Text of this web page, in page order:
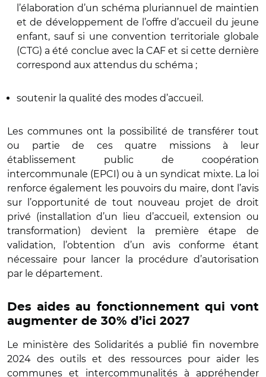
l’élaboration d’un schéma pluriannuel de maintien
et de développement de l’offre d’accueil du jeune
enfant, sauf si une convention territoriale globale
(CTG) a été conclue avec la CAF et si cette dernière
correspond aux attendus du schéma ;
soutenir la qualité des modes d’accueil.
Les communes ont la possibilité de transférer tout
ou partie de ces quatre missions à leur
établissement public de coopération
intercommunale (EPCI) ou à un syndicat mixte. La loi
renforce également les pouvoirs du maire, dont l’avis
sur l’opportunité de tout nouveau projet de droit
privé (installation d’un lieu d’accueil, extension ou
transformation) devient la première étape de
validation, l’obtention d’un avis conforme étant
nécessaire pour lancer la procédure d’autorisation
par le département.
Des aides au fonctionnement qui vont
augmenter de 30% d’ici 2027
Le ministère des Solidarités a publié fin novembre
2024 des outils et des ressources pour aider les
communes et intercommunalités à appréhender